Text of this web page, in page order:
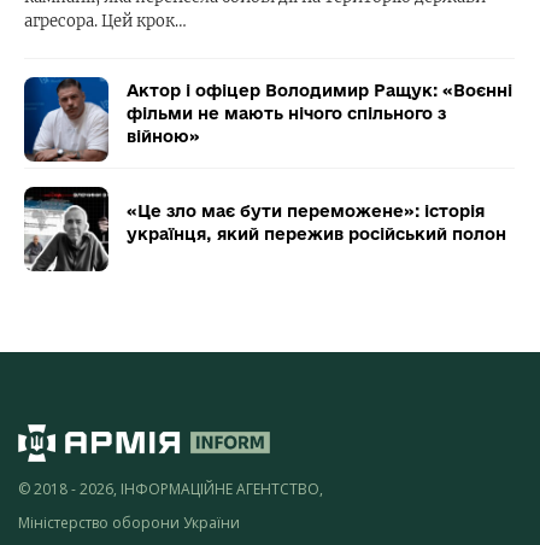
агресора. Цей крок…
Актор і офіцер Володимир Ращук: «Воєнні
фільми не мають нічого спільного з
війною»
«Це зло має бути переможене»: історія
українця, який пережив російський полон
© 2018 - 2026, ІНФОРМАЦІЙНЕ АГЕНТСТВО,
Міністерство оборони України